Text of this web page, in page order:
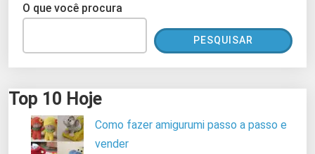
O que você procura
PESQUISAR
Top 10 Hoje
Como fazer amigurumi passo a passo e
vender